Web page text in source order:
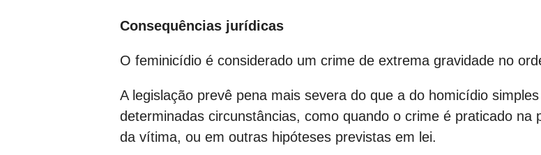
Consequências jurídicas
O feminicídio é considerado um crime de extrema gravidade no
A legislação prevê pena mais severa do que a do homicídio
determinadas circunstâncias, como quando o crime é praticado na
da vítima, ou em outras hipóteses previstas em lei.